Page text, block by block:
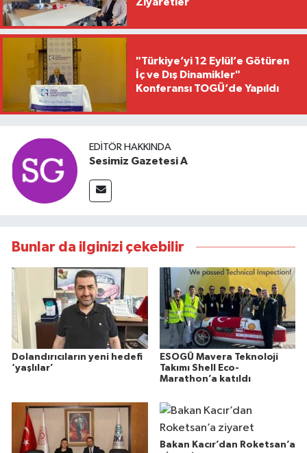
Ziyaretler
"Türkiye’yi 12 Eylül’e Götüren
İç ve Dış Dinamikler"
Konferansı TOGÜ’de Yapıldı
EDITÖR HAKKINDA
Sesimiz Gazetesi A
Bunlar da ilginizi çekebilir
Dolandırıcıların yeni hedefi
‘yaşlılar’
ESOGÜ Mavera Teknoloji
Takımı Shell Eco-
Marathon’a katıldı
Bakan Kacır’dan Roketsan’a